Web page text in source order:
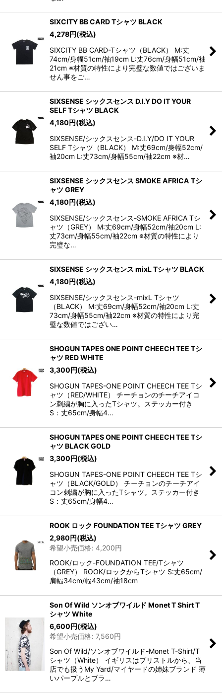
SIXCITY BB CARD Tシャツ BLACK
4,278円(税込)
SIXCITY BB CARD-Tシャツ（BLACK） M:丈
74cm/身幅51cm/袖19cm L:丈76cm/身幅51cm/袖
21cm ※材質の特性により完璧な数値ではございま
せん事をご…
SIXSENSE シックスセンス D.I.Y DO IT YOUR
SELF Tシャツ BLACK
4,180円(税込)
SIXSENSE/シックスセンス-D.I.Y/DO IT YOUR
SELF Tシャツ（BLACK） M:丈69cm/身幅52cm/
袖20cm L:丈73cm/身幅55cm/袖22cm ※材…
SIXSENSE シックスセンス SMOKE AFRICA Tシ
ャツ GREY
4,180円(税込)
SIXSENSE/シックスセンス-SMOKE AFRICA Tシ
ャツ（GREY） M:丈69cm/身幅52cm/袖20cm L:
丈73cm/身幅55cm/袖22cm ※材質の特性により
完璧な…
SIXSENSE シックスセンス mixL Tシャツ BLACK
4,180円(税込)
SIXSENSE/シックスセンス-mixL Tシャツ
（BLACK） M:丈69cm/身幅52cm/袖20cm L:丈
73cm/身幅55cm/袖22cm ※材質の特性により完
璧な数値ではござい…
SHOGUN TAPES ONE POINT CHEECH TEE Tシ
ャツ RED WHITE
3,300円(税込)
SHOGUN TAPES-ONE POINT CHEECH TEE Tシ
ャツ（RED/WHITE） チーチョンのチーチアイコ
ン刺繍が胸に入ったTシャツ。ステッカー付き
S：丈65cm/身幅4…
SHOGUN TAPES ONE POINT CHEECH TEE Tシ
ャツ BLACK GOLD
3,300円(税込)
SHOGUN TAPES-ONE POINT CHEECH TEE Tシ
ャツ（BLACK/GOLD） チーチョンのチーチアイ
コン刺繍が胸に入ったTシャツ。ステッカー付き
S：丈65cm/身幅4…
ROOK ロック FOUNDATION TEE Tシャツ GREY
2,980円(税込)
希望小売価格: 4,200円
ROOK/ロック-FOUNDATION TEE/Tシャツ
（GREY） ROOK/ロックからTシャツ S:丈65cm/
肩幅34cm/幅43cm/袖18cm
Son Of Wild ソンオブワイルド Monet T Shirt T
シャツ White
6,600円(税込)
希望小売価格: 7,560円
Son Of Wild/ソンオブワイルド-Monet T-Shirt/T
シャツ（White） イギリスはブリストルから、当
店でも扱うMy Yard/マイヤードの姉妹ブランド 薄
いパープルとブラ…